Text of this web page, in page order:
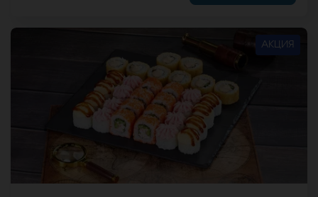
стоимость заказа. *Внешний вид блюда может
АКЦИЯ